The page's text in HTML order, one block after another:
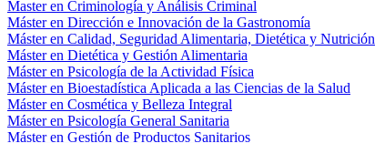
Master en Criminología y Análisis Criminal
Máster en Dirección e Innovación de la Gastronomía
Máster en Calidad, Seguridad Alimentaria, Dietética y Nutrición
Máster en Dietética y Gestión Alimentaria
Máster en Psicología de la Actividad Física
Máster en Bioestadística Aplicada a las Ciencias de la Salud
Máster en Cosmética y Belleza Integral
Máster en Psicología General Sanitaria
Máster en Gestión de Productos Sanitarios